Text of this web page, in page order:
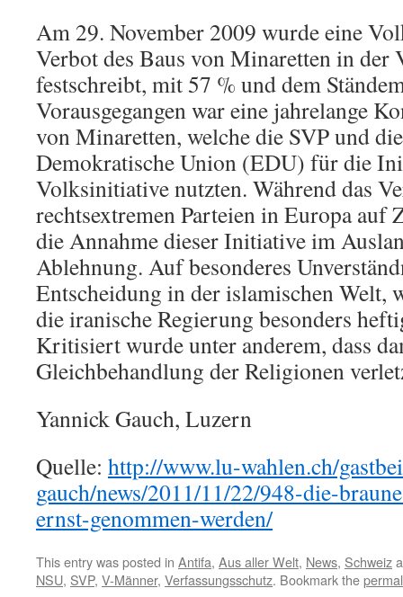
Am 29. November 2009 wurde eine
Verbot des Baus von Minaretten in der
festschreibt, mit 57 % und dem
Vorausgegangen war eine jahrelange
von Minaretten, welche die SVP und
Demokratische Union (EDU) für die
Volksinitiative nutzten. Während das
rechtsextremen Parteien in Europa auf
die Annahme dieser Initiative im
Ablehnung. Auf besonderes
Entscheidung in der islamischen Welt,
die iranische Regierung besonders
Kritisiert wurde unter anderem, dass
Gleichbehandlung der Religionen
Yannick Gauch, Luzern
Quelle: http://www.lu-wahlen.ch/
gauch/news/2011/11/22/948-die-
ernst-genommen-werden/
This entry was posted in Antifa, Aus aller Welt, News, Schweiz
NSU, SVP, V-Männer, Verfassungsschutz. Bookmark the